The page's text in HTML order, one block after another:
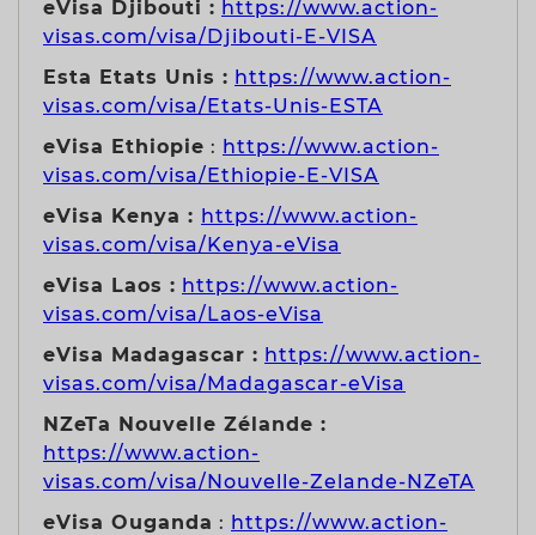
eVisa Djibouti : https://www.action-
visas.com/visa/Djibouti-E-VISA
Esta Etats Unis : https://www.action-
visas.com/visa/Etats-Unis-ESTA
eVisa Ethiopie : https://www.action-
visas.com/visa/Ethiopie-E-VISA
eVisa Kenya : https://www.action-
visas.com/visa/Kenya-eVisa
eVisa Laos : https://www.action-
visas.com/visa/Laos-eVisa
eVisa Madagascar : https://www.action-
visas.com/visa/Madagascar-eVisa
NZeTa Nouvelle Zélande :
https://www.action-
visas.com/visa/Nouvelle-Zelande-NZeTA
eVisa Ouganda : https://www.action-